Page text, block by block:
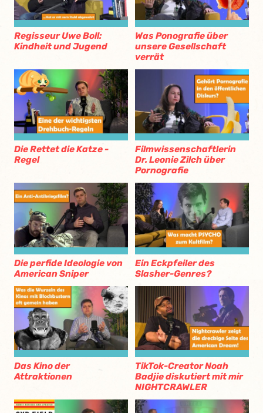
Regisseur Uwe Boll:
Kindheit und Jugend
Was Ponografie über
unsere Gesellschaft
verrät
Die Rettet die Katze -
Regel
Filmwissenschaftlerin
Dr. Leonie Zilch über
Pornografie
Die perfide Ideologie von
American Sniper
Ein Eckpfeiler des
Slasher-Genres?
Das Kino der
Attraktionen
TikTok-Creator Noah
Badjie diskutiert mit mir
NIGHTCRAWLER